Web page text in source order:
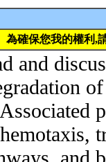
為確保您我的權利,
and